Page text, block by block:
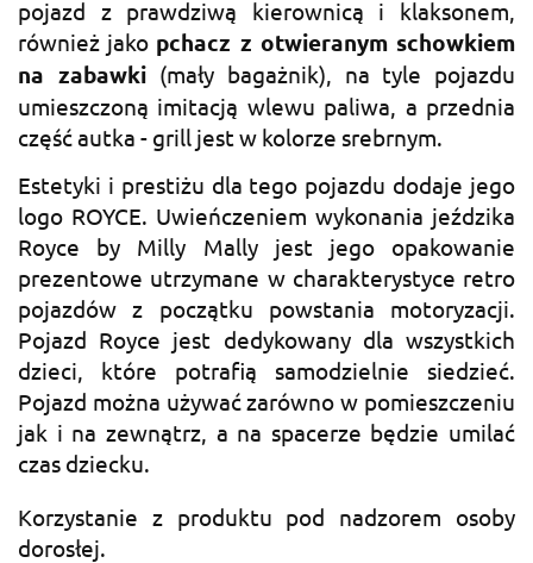
pojazd z prawdziwą kierownicą i klaksonem,
również jako pchacz z otwieranym schowkiem
na zabawki (mały bagażnik), na tyle pojazdu
umieszczoną imitacją wlewu paliwa, a przednia
część autka - grill jest w kolorze srebrnym.
Estetyki i prestiżu dla tego pojazdu dodaje jego
logo ROYCE. Uwieńczeniem wykonania jeździka
Royce by Milly Mally jest jego opakowanie
prezentowe utrzymane w charakterystyce retro
pojazdów z początku powstania motoryzacji.
Pojazd Royce jest dedykowany dla wszystkich
dzieci, które potrafią samodzielnie siedzieć.
Pojazd można używać zarówno w pomieszczeniu
jak i na zewnątrz, a na spacerze będzie umilać
czas dziecku.
Korzystanie z produktu pod nadzorem osoby
dorosłej.